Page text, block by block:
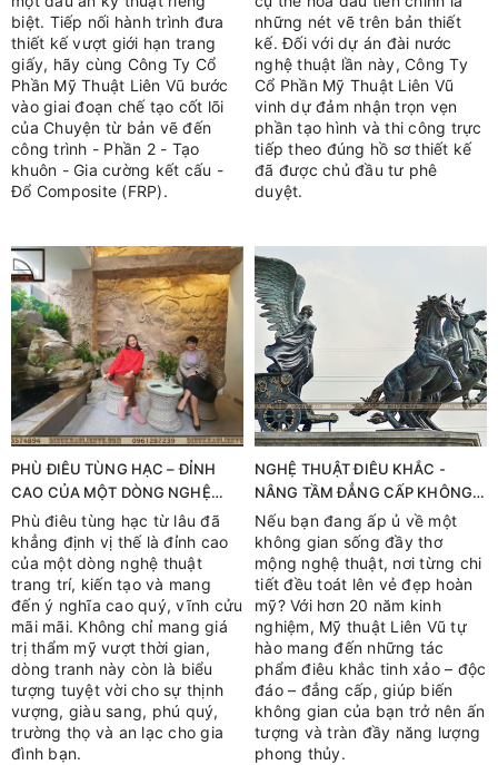
biệt. Tiếp nối hành trình đưa
thiết kế vượt giới hạn trang
giấy, hãy cùng Công Ty Cổ
Phần Mỹ Thuật Liên Vũ bước
vào giai đoạn chế tạo cốt lõi
của Chuyện từ bản vẽ đến
công trình - Phần 2 - Tạo
khuôn - Gia cường kết cấu -
Đổ Composite (FRP).
những nét vẽ trên bản thiết
kế. Đối với dự án đài nước
nghệ thuật lần này, Công Ty
Cổ Phần Mỹ Thuật Liên Vũ
vinh dự đảm nhận trọn vẹn
phần tạo hình và thi công trực
tiếp theo đúng hồ sơ thiết kế
đã được chủ đầu tư phê
duyệt.
PHÙ ĐIÊU TÙNG HẠC – ĐỈNH
CAO CỦA MỘT DÒNG NGHỆ
THUẬT TRANG TRÍ
Phù điêu tùng hạc từ lâu đã
khẳng định vị thế là đỉnh cao
của một dòng nghệ thuật
trang trí, kiến tạo và mang
đến ý nghĩa cao quý, vĩnh cửu
mãi mãi. Không chỉ mang giá
trị thẩm mỹ vượt thời gian,
dòng tranh này còn là biểu
tượng tuyệt vời cho sự thịnh
vượng, giàu sang, phú quý,
trường thọ và an lạc cho gia
đình bạn.
NGHỆ THUẬT ĐIÊU KHẮC -
NÂNG TẦM ĐẲNG CẤP KHÔNG
GIAN SỐNG
Nếu bạn đang ấp ủ về một
không gian sống đầy thơ
mộng nghệ thuật, nơi từng chi
tiết đều toát lên vẻ đẹp hoàn
mỹ? Với hơn 20 năm kinh
nghiệm, Mỹ thuật Liên Vũ tự
hào mang đến những tác
phẩm điêu khắc tinh xảo – độc
đáo – đẳng cấp, giúp biến
không gian của bạn trở nên ấn
tượng và tràn đầy năng lượng
phong thủy.